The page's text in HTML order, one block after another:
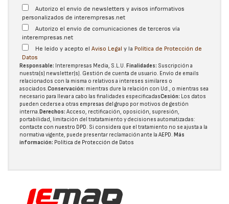
Autorizo el envío de newsletters y avisos informativos
personalizados de interempresas.net
Autorizo el envío de comunicaciones de terceros vía
interempresas.net
He leído y acepto el Aviso Legal y la Política de Protección de
Datos
Responsable: Interempresas Media, S.L.U. Finalidades: Suscripción a
nuestra(s) newsletter(s). Gestión de cuenta de usuario. Envío de emails
relacionados con la misma o relativos a intereses similares o
asociados.Conservación: mientras dure la relación con Ud., o mientras sea
necesario para llevar a cabo las finalidades especificadasCesión: Los datos
pueden cederse a otras empresas del grupo por motivos de gestión
interna.Derechos: Acceso, rectificación, oposición, supresión,
portabilidad, limitación del tratatamiento y decisiones automatizadas:
contacte con nuestro DPD. Si considera que el tratamiento no se ajusta a la
normativa vigente, puede presentar reclamación ante la AEPD. Más
información: Política de Protección de Datos